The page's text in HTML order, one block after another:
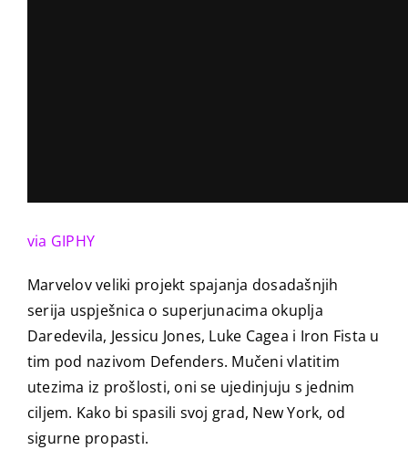
via GIPHY
Marvelov veliki projekt spajanja dosadašnjih
serija uspješnica o superjunacima okuplja
Daredevila, Jessicu Jones, Luke Cagea i Iron Fista u
tim pod nazivom Defenders. Mučeni vlatitim
utezima iz prošlosti, oni se ujedinjuju s jednim
ciljem. Kako bi spasili svoj grad, New York, od
sigurne propasti.